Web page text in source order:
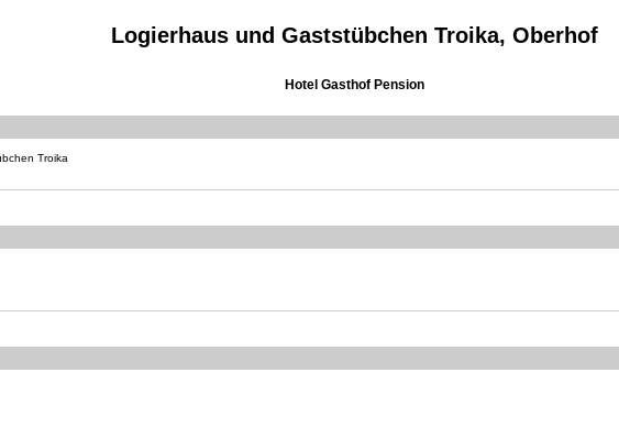
Logierhaus und Gaststübchen Troika, Oberhof
Hotel Gasthof Pension
Troika